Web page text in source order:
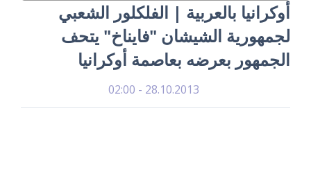
أوكرانيا بالعربية | الفلكلور الشعبي
لجمهورية الشيشان "فايناخ" يتحف
الجمهور بعرضه بعاصمة أوكرانيا
28.10.2013 - 02:00